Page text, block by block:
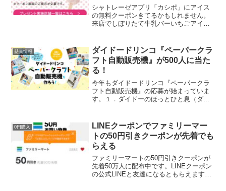
トレーゼホテルペア宿泊券や商品
詰め合わせなど当たる
シャトレーゼアプリ「カシポ」にアイス
の無料クーポンきてるかもしれません。
来店でしぼりたて牛乳バーいちごアイス
(@akipon229) January 19...
懸賞情報
ダイドードリンコ『ペーパークラ
フト自動販売機』が500人に当た
る！
今年もダイドードリンコ『ペーパークラ
フト自動販売機』の応募が始まっていま
す。１．ダイドーのほっとひと息（ダイ
「#ダイドー自販機作ってみよう」をつ
け...
0円購入
LINEクーポンでファミリーマー
トの50円引きクーポンが先着でも
らえる
ファミリーマートの50円引きクーポンが
先着50万人に配布中です。LINEクーポン
の公式LINEと友達になるともらえます。